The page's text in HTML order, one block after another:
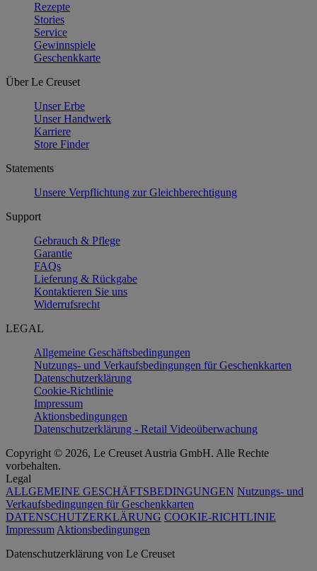
Rezepte
Stories
Service
Gewinnspiele
Geschenkkarte
Über Le Creuset
Unser Erbe
Unser Handwerk
Karriere
Store Finder
Statements
Unsere Verpflichtung zur Gleichberechtigung
Support
Gebrauch & Pflege
Garantie
FAQs
Lieferung & Rückgabe
Kontaktieren Sie uns
Widerrufsrecht
LEGAL
Allgemeine Geschäftsbedingungen
Nutzungs- und Verkaufsbedingungen für Geschenkkarten
Datenschutzerklärung
Cookie-Richtlinie
Impressum
Aktionsbedingungen
Datenschutzerklärung - Retail Videoüberwachung
Copyright © 2026, Le Creuset Austria GmbH. Alle Rechte
vorbehalten.
Legal
ALLGEMEINE GESCHÄFTSBEDINGUNGEN Nutzungs- und
Verkaufsbedingungen für Geschenkkarten
DATENSCHUTZERKLÄRUNG COOKIE-RICHTLINIE
Impressum Aktionsbedingungen
Datenschutz­erklärung von Le Creuset